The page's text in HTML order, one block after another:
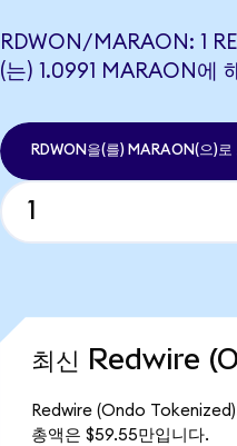
RDWON/MARAON: 1
(는) 1.0991 MARAON에
RDWON을(를) MARAON(으)로
최신 Redwire
Redwire (Ondo
총액은 $59.55만입니다.